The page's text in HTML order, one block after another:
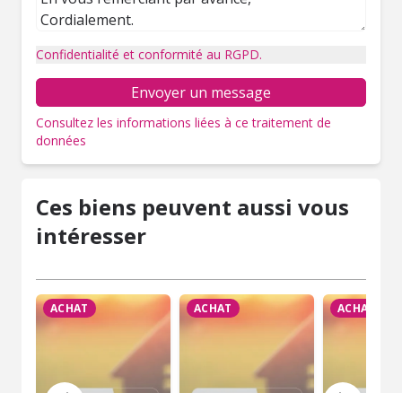
Confidentialité et conformité au RGPD.
Envoyer un message
Consultez les informations liées à ce traitement de
données
Ces biens peuvent aussi vous
intéresser
ACHAT ACHAT ACHAT